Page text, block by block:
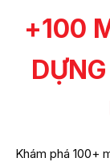
+100
Khám phá 100+